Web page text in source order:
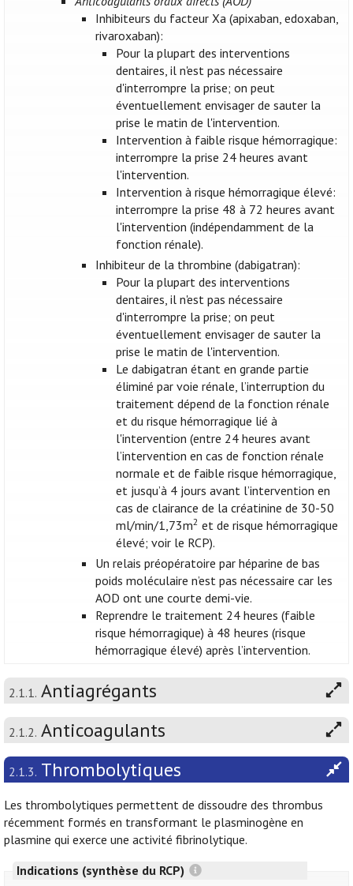
Inhibiteurs du facteur Xa (apixaban, edoxaban,
rivaroxaban):
Pour la plupart des interventions
dentaires, il n'est pas nécessaire
d'interrompre la prise; on peut
éventuellement envisager de sauter la
prise le matin de l'intervention.
Intervention à faible risque hémorragique:
interrompre la prise 24 heures avant
l'intervention.
Intervention à risque hémorragique élevé:
interrompre la prise 48 à 72 heures avant
l'intervention (indépendamment de la
fonction rénale).
Inhibiteur de la thrombine (dabigatran):
Pour la plupart des interventions
dentaires, il n'est pas nécessaire
d'interrompre la prise; on peut
éventuellement envisager de sauter la
prise le matin de l'intervention.
Le dabigatran étant en grande partie
éliminé par voie rénale, l’interruption du
traitement dépend de la fonction rénale
et du risque hémorragique lié à
l'intervention (entre 24 heures avant
l’intervention en cas de fonction rénale
normale et de faible risque hémorragique,
et jusqu’à 4 jours avant l’intervention en
cas de clairance de la créatinine de 30-50
ml/min/1,73m2 et de risque hémorragique
élevé; voir le RCP).
Un relais préopératoire par héparine de bas
poids moléculaire n’est pas nécessaire car les
AOD ont une courte demi-vie.
Reprendre le traitement 24 heures (faible
risque hémorragique) à 48 heures (risque
hémorragique élevé) après l’intervention.
2.1.1. Antiagrégants
2.1.2. Anticoagulants
2.1.3. Thrombolytiques
Les thrombolytiques permettent de dissoudre des thrombus
récemment formés en transformant le plasminogène en
plasmine qui exerce une activité fibrinolytique.
Indications (synthèse du RCP)